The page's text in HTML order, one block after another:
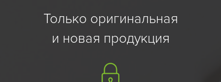
Только оригинальная
и новая продукция